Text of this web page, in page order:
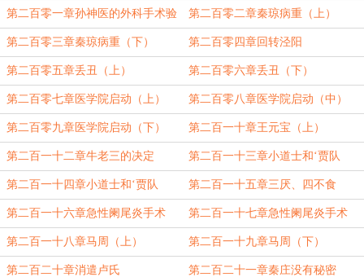
（上）
第二百零一章孙神医的外科手术验
证成功
第二百零二章秦琼病重（上）
第二百零三章秦琼病重（下） 第二百零四章回转泾阳
第二百零五章丢丑（上） 第二百零六章丢丑（下）
第二百零七章医学院启动（上） 第二百零八章医学院启动（中）
第二百零九章医学院启动（下） 第二百一十章王元宝（上）
第二百一十二章牛老三的决定 第二百一十三章小道士和‘贾队
长’（上）
第二百一十四章小道士和‘贾队
长’（下）
第二百一十五章三厌、四不食
第二百一十六章急性阑尾炎手术
（上）
第二百一十七章急性阑尾炎手术
（下）
第二百一十八章马周（上） 第二百一十九章马周（下）
第二百二十章消遣卢氏 第二百二十一章秦庄没有秘密